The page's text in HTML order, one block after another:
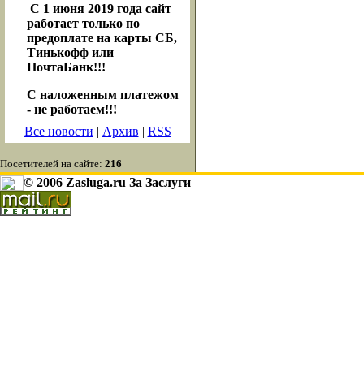
С 1 июня 2019 года сайт
работает только по
предоплате на карты СБ,
Тинькофф или
ПочтаБанк!!!
С наложенным платежом
- не работаем!!!
Все новости | Архив | RSS
Посетителей на сайте: 216
© 2006 Zasluga.ru За Заслуги